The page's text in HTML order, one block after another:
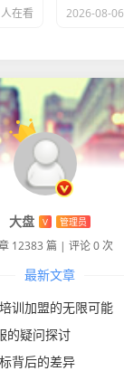
在看 2026-08-06
大盘 V 管理员
12383 篇 | 评论 0 次
最新文章
训加盟的无限可能
的疑问探讨
背后的差异